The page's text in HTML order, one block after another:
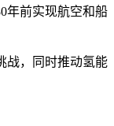
年前实现航空和船
战，同时推动氢能